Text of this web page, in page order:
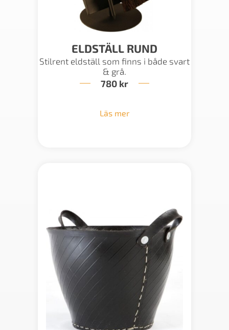
ELDSTÄLL RUND
Stilrent eldställ som finns i både svart
& grå.
780 kr
Läs mer